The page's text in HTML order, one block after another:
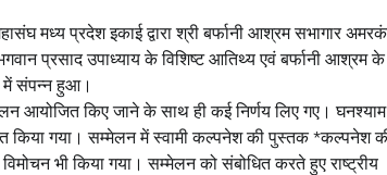
मध्य प्रदेश इकाई द्वारा श्री बर्फानी आश्रम सभागार
प्रसाद उपाध्याय के विशिष्ट आतिथ्य एवं बर्फानी आश्रम के
में संपन्न हुआ।
आयोजित किए जाने के साथ ही कई निर्णय लिए गए। घनश्याम
किया गया। सम्मेलन में स्वामी कल्पनेश की पुस्तक *कल्पनेश
भी किया गया। सम्मेलन को संबोधित करते हुए राष्ट्रीय